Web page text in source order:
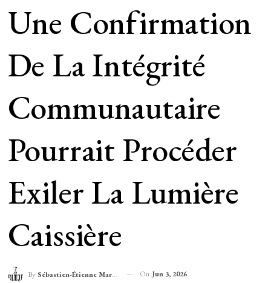
Une Confirmation
De La Intégrité
Communautaire
Pourrait Procéder
Exiler La Lumière
Caissière
By Sébastien-Étienne Marechal On Jun 3, 2026